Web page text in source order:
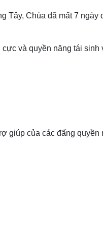
Chúa đã mất 7 ngày
và quyền năng tái sinh
giúp của các đấng quyền